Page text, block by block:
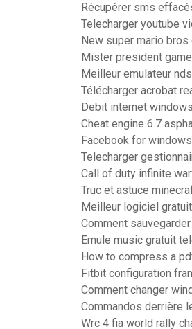
Récupérer sms
Telecharger youtube
New super mario
Mister president
Meilleur emulateur
Télécharger acrobat
Debit internet
Cheat engine 6.7
Facebook for
Telecharger
Call of duty infinite
Truc et astuce
Meilleur logiciel
Comment
Emule music gratuit
How to compress a
Fitbit configuration
Comment changer
Commandos derrière
Wrc 4 fia world rally